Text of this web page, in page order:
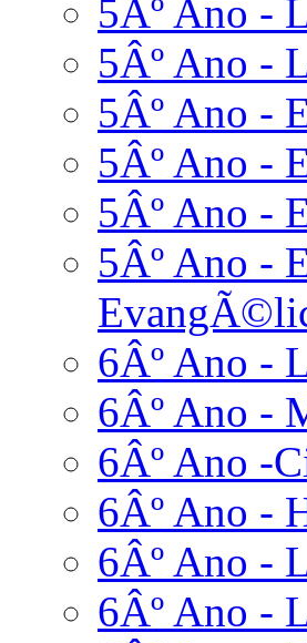
5Âº Ano -
5Âº Ano -
5Âº Ano -
5Âº Ano -
5Âº Ano -
5Âº Ano -
6Âº Ano -
6Âº Ano -
6Âº Ano -
6Âº Ano -
6Âº Ano -
6Âº Ano -